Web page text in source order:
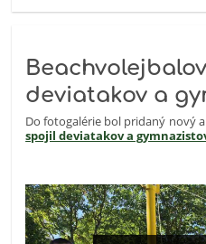
deviatakov a
Do fotogalérie bol pridaný nový
spojil deviatakov a